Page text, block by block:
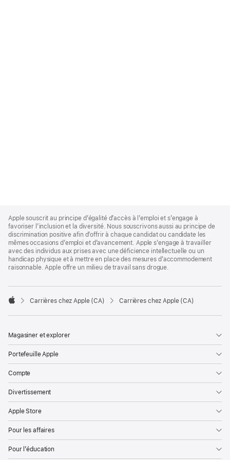
Footer
Apple souscrit au principe d’égalité d’accès à l’emploi et s’engage à
favoriser l’inclusion et la diversité. Nous souscrivons aussi au principe de
discrimination positive afin d’offrir à chaque candidat ou candidate les
mêmes occasions d’emploi et d’avancement. Apple s’engage à travailler
avec des individus aux prises avec une déficience intellectuelle ou un
handicap physique et à mettre en place des mesures d’accommodement
raisonnable. Apple offre un milieu de travail sans drogue.

Carrières chez Apple (CA) Carrières chez Apple (CA)
Magasiner et explorer
Portefeuille Apple
Compte
Divertissement
Apple Store
Pour les affaires
Pour l’éducation